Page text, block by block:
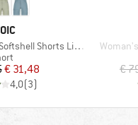
Shorts Light
Prijs
Verlaagde prijs
€ 31,48
4,0(3)
Artikel
€